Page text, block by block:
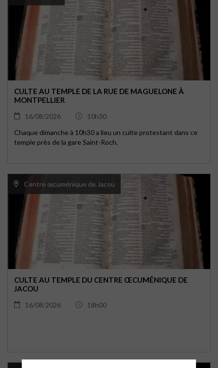
CULTE AU TEMPLE DE LA RUE DE MAGUELONE À
MONTPELLIER
16/08/2026
10h30
Chaque dimanche à 10h30 a lieu un culte protestant dans ce
temple près de la gare Saint-Roch.
Centre œcuménique de Jacou
CULTE AU TEMPLE DU CENTRE ŒCUMÉNIQUE DE
JACOU
16/08/2026 18h00